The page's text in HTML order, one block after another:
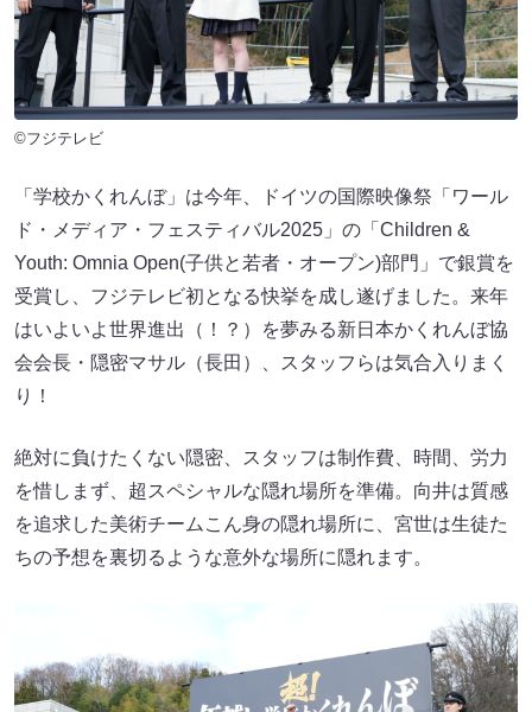
©フジテレビ
「学校かくれんぼ」は今年、ドイツの国際映像祭「ワール
ド・メディア・フェスティバル2025」の「Children &
Youth: Omnia Open(子供と若者・オープン)部門」で銀賞を
受賞し、フジテレビ初となる快挙を成し遂げました。来年
はいよいよ世界進出（！？）を夢みる新日本かくれんぼ協
会会長・隠密マサル（長田）、スタッフらは気合入りまく
り！
絶対に負けたくない隠密、スタッフは制作費、時間、労力
を惜しまず、超スペシャルな隠れ場所を準備。向井は質感
を追求した美術チームこん身の隠れ場所に、宮世は生徒た
ちの予想を裏切るような意外な場所に隠れます。